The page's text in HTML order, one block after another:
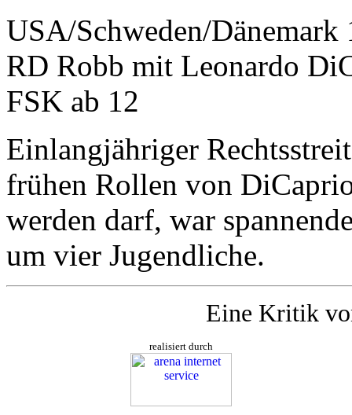
USA/Schweden/
RD Robb mit Leonardo
FSK ab 12
Einlangjähriger
frühen Rollen von
werden darf, war
um vier Jugendliche.
Eine Kritik
realisiert durch